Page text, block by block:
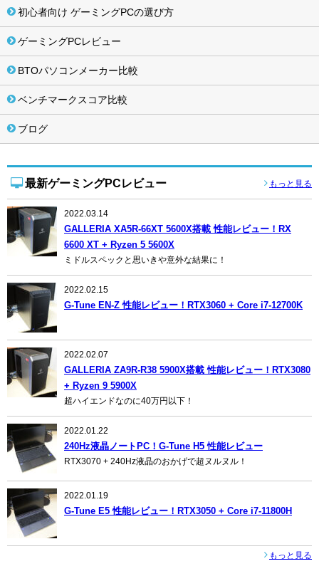
初心者向け ゲーミングPCの選び方
ゲーミングPCレビュー
BTOパソコンメーカー比較
ベンチマークスコア比較
ブログ
最新ゲーミングPCレビュー もっと見る
2022.03.14
GALLERIA XA5R-66XT 5600X搭載 性能レビュー！RX
6600 XT + Ryzen 5 5600X
ミドルスペックと思いきや意外な結果に！
2022.02.15
G-Tune EN-Z 性能レビュー！RTX3060 + Core i7-12700K
2022.02.07
GALLERIA ZA9R-R38 5900X搭載 性能レビュー！RTX3080
+ Ryzen 9 5900X
超ハイエンドなのに40万円以下！
2022.01.22
240Hz液晶ノートPC！G-Tune H5 性能レビュー
RTX3070 + 240Hz液晶のおかげで超ヌルヌル！
2022.01.19
G-Tune E5 性能レビュー！RTX3050 + Core i7-11800H
もっと見る